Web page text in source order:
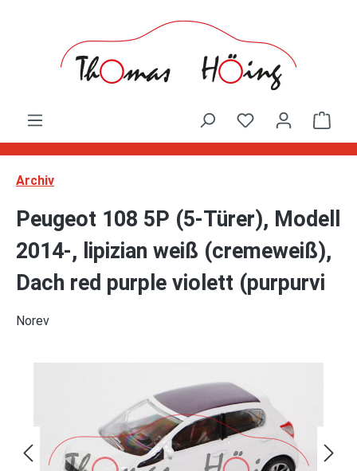
Archiv
Peugeot 108 5P (5-Türer), Modell
2014-, lipizian weiß (cremeweiß),
Dach red purple violett (purpurvi
Norev